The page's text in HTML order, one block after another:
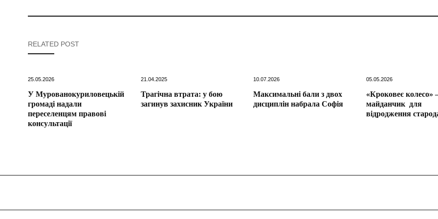
RELATED POST
25.05.2026
У Мурованокуриловецькій
громаді надали
переселенцям правові
консультації
21.04.2025
Трагічна втрата: у бою
загинув захисник України
10.07.2026
Максимальні бали з двох
дисциплін набрала Софія
05.05.2026
«Кроковеє колесо»
майданчик для
відродження